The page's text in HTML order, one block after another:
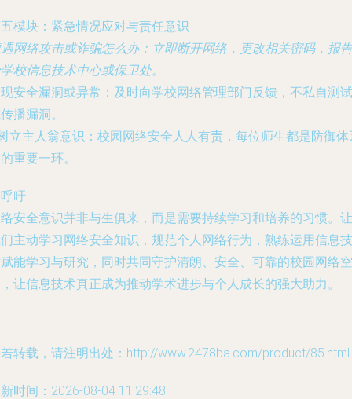
模块：紧急情况应对与责任意识
网络攻击或诈骗怎么办：立即断开网络，更改相关密码，报告
校信息技术中心或保卫处。
安全漏洞或异常 ：及时向学校网络管理部门反馈，不私自测试
播漏洞。
立主人翁意识 ：校园网络安全人人有责，每位师生都是防御体
重要一环。
吁
安全意识并非与生俱来，而是需要持续学习和培养的习惯。让
主动学习网络安全知识，规范个人网络行为，熟练运用信息技
能学习与研究，同时共同守护清朗、安全、可靠的校园网络空
让信息技术真正成为推动学术进步与个人成长的强大助力。
转载，请注明出处：http://www.2478ba.com/product/85.html
时间：2026-08-04 11:29:48